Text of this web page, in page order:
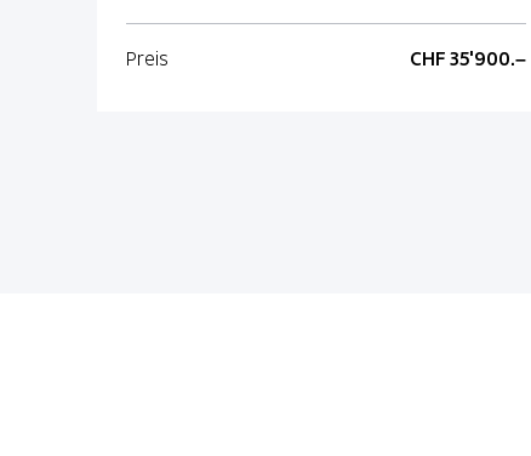
Preis CHF 35'900.–